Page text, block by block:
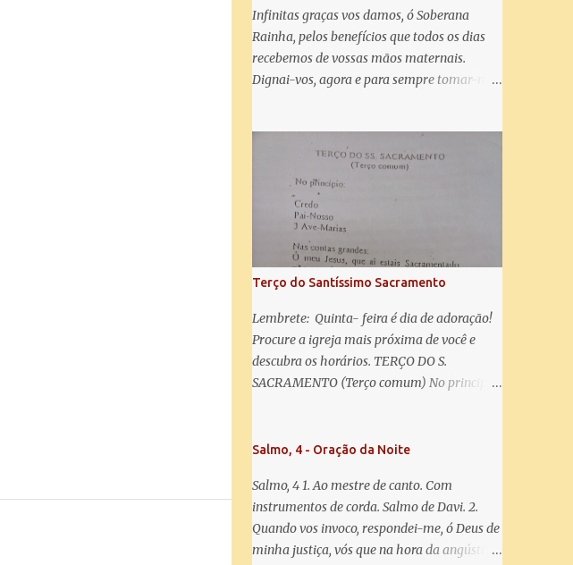
Infinitas graças vos damos, ó Soberana
Rainha, pelos benefícios que todos os dias
recebemos de vossas mãos maternais.
Dignai-vos, agora e para sempre tomar-nos
Salve Rainha: Salve Rainha , Mãe de
misericórdia, vida, doçura, esperança nossa,
salve! A vós bradamos os degredados filhos
de Eva, a vós suspiramos, gemendo e
chorando neste vale de lágrimas. Eia, pois,
Advogada nossa, estes vossos olhos
misericordiosos a nós volvei, e depois deste
desterro, mostrai-nos Jesus. Bendito é o
fruto do vosso ventre, ó clemente, ó piedosa,
ó doce e sempre Virgem Maria. Rogai por
nós Santa Mãe de Deus. Para que sejamos
dignos das promessas de Cristo. Amém.
Terço do Santíssimo Sacramento
Lembrete: Quinta- feira é dia de adoração!
Procure a igreja mais próxima de você e
descubra os horários. TERÇO DO S.
SACRAMENTO (Terço comum) No principio:
Sacramentado, não permitais que eu viva
coração ao Vosso e o Vosso ao meu, e, nem
sem Vós morra eu! Nas contas pequenas:
Sacramento de Amor! Misericórdia Senhor!
Glória ao Pai: Cristo pão da vida e remédio
Salmo, 4 - Oração da Noite
Salmo, 4 1. Ao mestre de canto. Com
instrumentos de corda. Salmo de Davi. 2.
Quando vos invoco, respondei-me, ó Deus de
minha justiça, vós que na hora da angústia